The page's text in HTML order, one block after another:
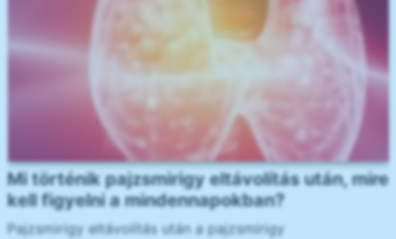
Mi történik pajzsmirigy eltávolítás után, mire
kell figyelni a mindennapokban?
Pajzsmirigy eltávolítás után a pajzsmirigy